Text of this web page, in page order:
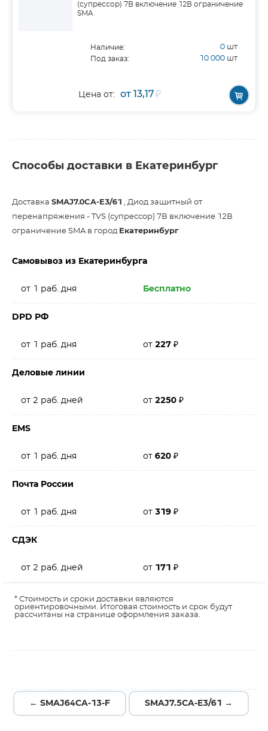
(супрессор) 7В включение 12В ограничение
SMA
Наличие: 0 шт
Под заказ: 10 000 шт
Цена от: от 13,17₽
Способы доставки в Екатеринбург
Доставка SMAJ7.0CA-E3/61 , Диод защитный от
перенапряжения - TVS (супрессор) 7В включение 12В
ограничение SMA в город Екатеринбург
Самовывоз из Екатеринбурга
от 1 раб. дня Бесплатно
DPD РФ
от 1 раб. дня от 227 ₽
Деловые линии
от 2 раб. дней от 2250 ₽
EMS
от 1 раб. дня от 620 ₽
Почта России
от 1 раб. дня от 319 ₽
СДЭК
от 2 раб. дней от 171 ₽
* Стоимость и сроки доставки являются
ориентировочными. Итоговая стоимость и срок будут
рассчитаны на странице оформления заказа.
← SMAJ64CA-13-F SMAJ7.5CA-E3/61 →